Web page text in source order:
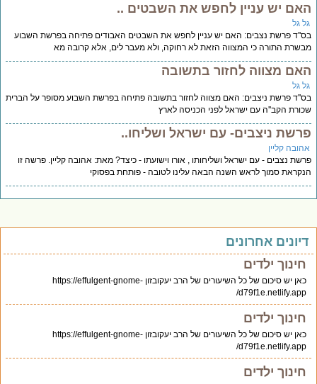
יש עניין לחפש את השבטים ..
גל
פרשת נצבים: האם יש עניין לחפש את השבטים האבודים פתיחה בפרשת השבוע
התורה כי המצווה הזאת לא רחוקה, ולא מעבר לים, אלא קרובה מא
מצווה לחזור בתשובה
גל
פרשת ניצבים: האם מצווה לחזור בתשובה פתיחה בפרשת השבוע מסופר על הברית
הקב''ה עם ישראל לפני הכניסה לארץ
ניצבים- עם ישראל ושליחו..
קליין
נצבים - עם ישראל ושליחותו , אורו וישועתו - כיצד? מאת: אהובה קליין. פרשה זו
סמוך לראש השנה הבאה עלינו לטובה - פותחת בפסוקי
אחרונים
חינוך ילדים
כאן יש סיכום של כל השיעורים של הרב יעקובזון https://effulgent-gnome-
d79f1e.netlify.app/
חינוך ילדים
כאן יש סיכום של כל השיעורים של הרב יעקובזון https://effulgent-gnome-
d79f1e.netlify.app/
חינוך ילדים